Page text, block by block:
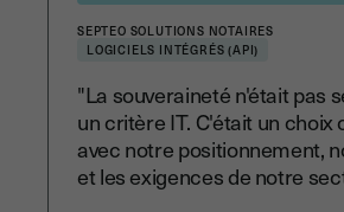
SEPTEO SOLUTIONS NOTAIRES
LOGICIELS INTÉGRÉS (API)
"La souveraineté n'était pas
un critère IT. C'était un choix
avec notre positionnement,
et les exigences de notre